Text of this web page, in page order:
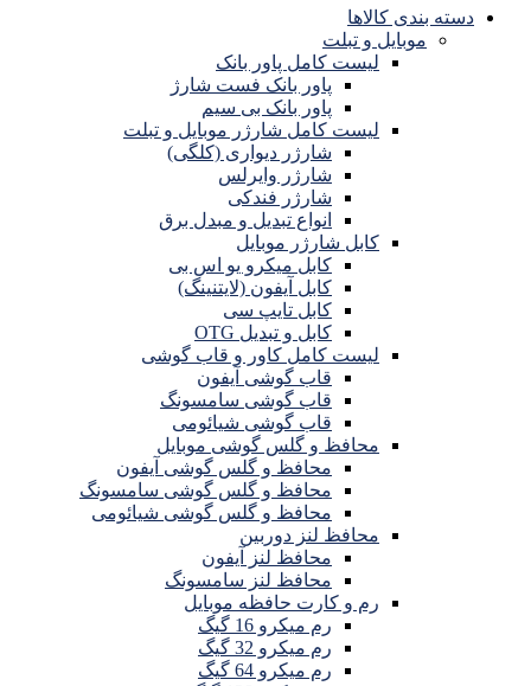
دسته بندی کالاها
موبایل و تبلت
لیست کامل پاور بانک
پاور بانک فست شارژ
پاور بانک بی سیم
لیست کامل شارژر موبایل و تبلت
شارژر دیواری (کلگی)
شارژر وایرلس
شارژر فندکی
انواع تبدیل و مبدل برق
کابل شارژر موبایل
کابل میکرو یو اس بی
کابل آیفون (لایتنینگ)
کابل تایپ سی
کابل و تبدیل OTG
لیست کامل کاور و قاب گوشی
قاب گوشی آیفون
قاب گوشی سامسونگ
قاب گوشی شیائومی
محافظ و گلس گوشی موبایل
محافظ و گلس گوشی آیفون
محافظ و گلس گوشی سامسونگ
محافظ و گلس گوشی شیائومی
محافظ لنز دوربین
محافظ لنز آیفون
محافظ لنز سامسونگ
رم و کارت حافظه موبایل
رم میکرو 16 گیگ
رم میکرو 32 گیگ
رم میکرو 64 گیگ